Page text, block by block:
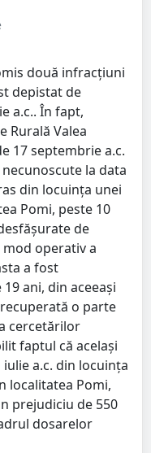
două infracțiuni
depistat de
a.c.. În fapt,
Rurală Valea
17 septembrie a.c.
la data
din locuința unei
Pomi, peste 10
de
operativ a
a fost
ani, din aceeași
o parte
cercetărilor
faptul că același
a.c. din locuința
localitatea Pomi,
prejudiciu de 550
dosarelor